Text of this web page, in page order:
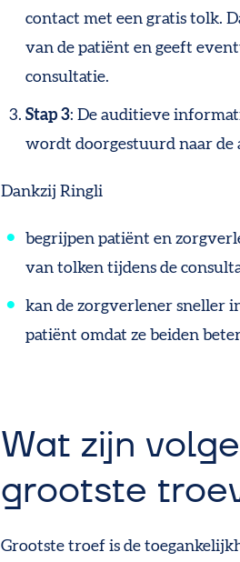
contact met een gratis tolk.
van de patiënt en geeft
consultatie.
Stap 3: De auditieve
wordt doorgestuurd naar de
Dankzij Ringli
begrijpen patiënt en
van tolken tijdens de
kan de zorgverlenersneller
patiënt omdat ze beiden
Wat zijn
grootste
Grootste troef is de